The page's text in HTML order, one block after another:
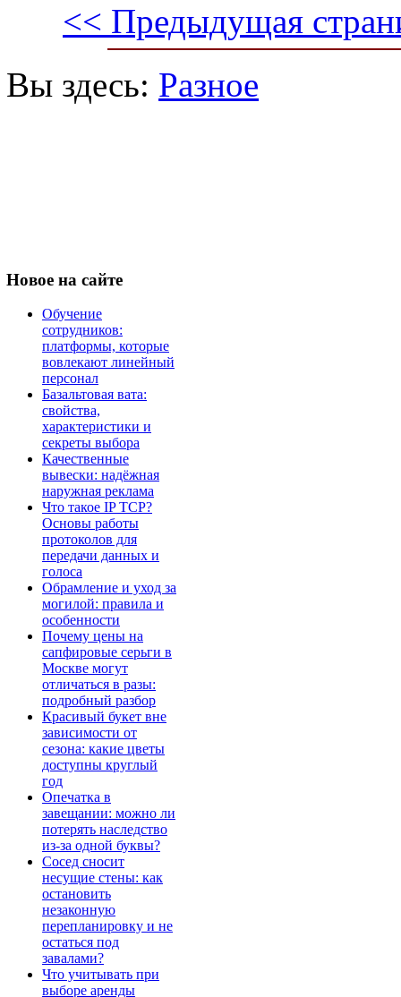
<< Предыдущая
Вы здесь: Разное
Новое на сайте
Обучение
сотрудников:
платформы, которые
вовлекают линейный
персонал
Базальтовая вата:
свойства,
характеристики и
секреты выбора
Качественные
вывески: надёжная
наружная реклама
Что такое IP TCP?
Основы работы
протоколов для
передачи данных и
голоса
Обрамление и уход за
могилой: правила и
особенности
Почему цены на
сапфировые серьги в
Москве могут
отличаться в разы:
подробный разбор
Красивый букет вне
зависимости от
сезона: какие цветы
доступны круглый
год
Опечатка в
завещании: можно ли
потерять наследство
из-за одной буквы?
Сосед сносит
несущие стены: как
остановить
незаконную
перепланировку и не
остаться под
завалами?
Что учитывать при
выборе аренды